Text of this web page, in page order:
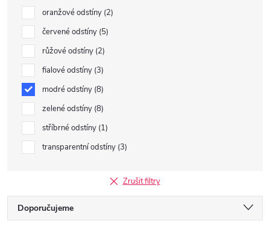
oranžové odstíny 2
červené odstíny 5
růžové odstíny 2
fialové odstíny 3
modré odstíny 8
zelené odstíny 8
stříbrné odstíny 1
transparentní odstíny 3
Zrušit filtry
Ř
Doporučujeme